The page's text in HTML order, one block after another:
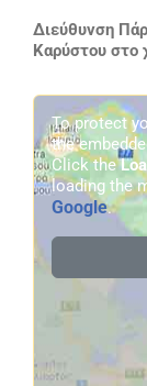
Διεύθυνση
Καρύστου στο
To protect
the
Click the
loading the
Google.